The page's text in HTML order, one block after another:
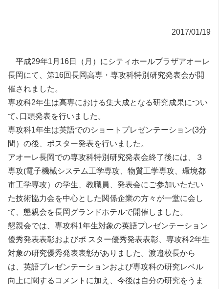
2017/01/19
平成29年1月16日（月）にシティホールプラザアオーレ
長岡にて、第16回長岡高専・専攻科特別研究発表会が開
催されました。
専攻科2年生は高専における集大成となる研究成果につい
て､口頭発表を行いました。
専攻科1年生は英語でのショートプレゼンテーション(3分
間）の後、ポスター発表を行いました。
アオーレ長岡での専攻科特別研究発表会終了後には、３
専攻(電子機械システム工学専攻、物質工学専攻、環境都
市工学専攻）の学生、教職員、発表会にご参加いただい
た技術協力会を中心とした関係企業の方々が一堂に会し
て、懇親会を長岡グランドホテルで開催しました。
懇親会では、専攻科1年生対象の英語プレゼンテーション
優秀発表表彰およびポ スター優秀発表表彰、専攻科2年生
対象の研究優秀発表表彰がありました。渡邉校長から
は、英語プレゼンテーションおよび専攻科の研究レベル
向上に関するコメントに加え、今後は自分の研究をうま